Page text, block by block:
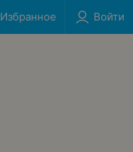
Избранное Войти